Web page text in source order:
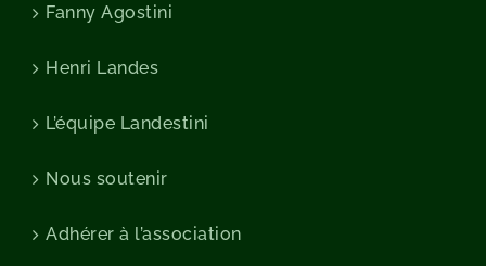
Fanny Agostini
Henri Landes
L’équipe Landestini
Nous soutenir
Adhérer à l’association